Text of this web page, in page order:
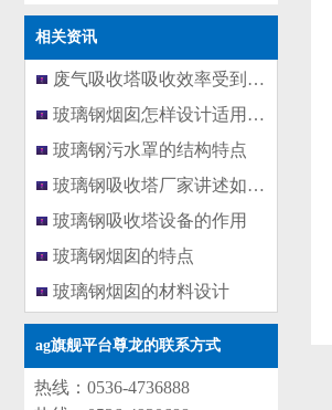
相关资讯
废气吸收塔吸收效率受到影响主要
玻璃钢烟囱怎样设计适用于各种设
玻璃钢污水罩的结构特点
玻璃钢吸收塔厂家讲述如何正确安
玻璃钢吸收塔设备的作用
玻璃钢烟囱的特点
玻璃钢烟囱的材料设计
ag旗舰平台尊龙的联系方式
热线：0536-4736888